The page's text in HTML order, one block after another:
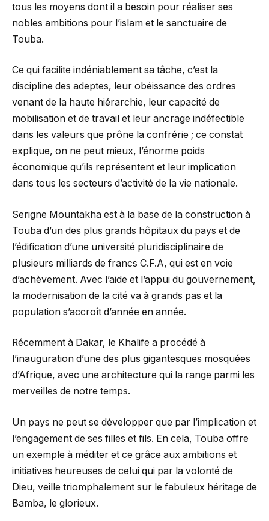
tous les moyens dont il a besoin pour réaliser ses
nobles ambitions pour l’islam et le sanctuaire de
Touba.
Ce qui facilite indéniablement sa tâche, c’est la
discipline des adeptes, leur obéissance des ordres
venant de la haute hiérarchie, leur capacité de
mobilisation et de travail et leur ancrage indéfectible
dans les valeurs que prône la confrérie ; ce constat
explique, on ne peut mieux, l’énorme poids
économique qu’ils représentent et leur implication
dans tous les secteurs d’activité de la vie nationale.
Serigne Mountakha est à la base de la construction à
Touba d’un des plus grands hôpitaux du pays et de
l’édification d’une université pluridisciplinaire de
plusieurs milliards de francs C.F.A, qui est en voie
d’achèvement. Avec l’aide et l’appui du gouvernement,
la modernisation de la cité va à grands pas et la
population s’accroît d’année en année.
Récemment à Dakar, le Khalife a procédé à
l’inauguration d’une des plus gigantesques mosquées
d’Afrique, avec une architecture qui la range parmi les
merveilles de notre temps.
Un pays ne peut se développer que par l’implication et
l’engagement de ses filles et fils. En cela, Touba offre
un exemple à méditer et ce grâce aux ambitions et
initiatives heureuses de celui qui par la volonté de
Dieu, veille triomphalement sur le fabuleux héritage de
Bamba, le glorieux.